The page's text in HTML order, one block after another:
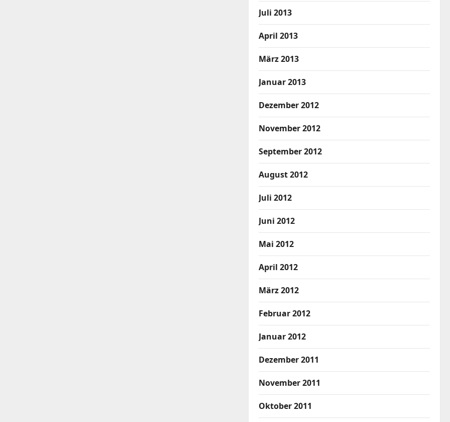
Juli 2013
April 2013
März 2013
Januar 2013
Dezember 2012
November 2012
September 2012
August 2012
Juli 2012
Juni 2012
Mai 2012
April 2012
März 2012
Februar 2012
Januar 2012
Dezember 2011
November 2011
Oktober 2011